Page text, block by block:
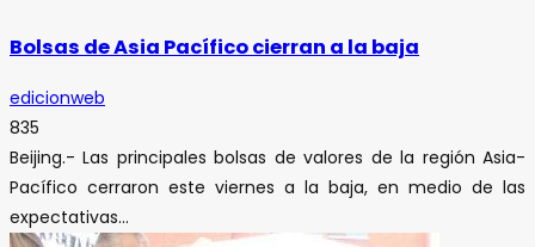
Bolsas de Asia Pacífico cierran a la baja
edicionweb
835
Beijing.- Las principales bolsas de valores de la región Asia-
Pacífico cerraron este viernes a la baja, en medio de las
expectativas...